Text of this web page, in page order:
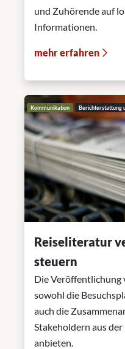
und Zuhörende auf
Informationen.
mehr erfahren
Kommunikation Berichterstattung
Reiseliteratur
steuern
Die
sowohl die
auch die
Stakeholdern aus der
anbieten.